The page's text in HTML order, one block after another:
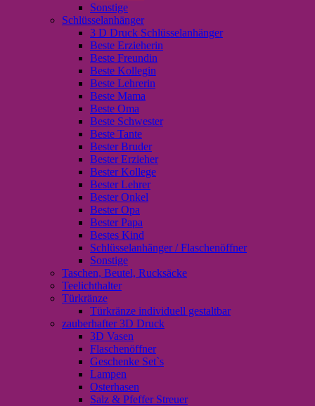
Sonstige
Schlüsselanhänger
3 D Druck Schlüsselanhänger
Beste Erzieherin
Beste Freundin
Beste Kollegin
Beste Lehrerin
Beste Mama
Beste Oma
Beste Schwester
Beste Tante
Bester Bruder
Bester Erzieher
Bester Kollege
Bester Lehrer
Bester Onkel
Bester Opa
Bester Papa
Bestes Kind
Schlüsselanhänger / Flaschenöffner
Sonstige
Taschen, Beutel, Rucksäcke
Teelichthalter
Türkränze
Türkränze individuell gestaltbar
zauberhafter 3D Druck
3D Vasen
Flaschenöffner
Geschenke Set`s
Lampen
Osterhasen
Salz & Pfeffer Streuer